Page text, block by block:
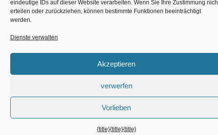
eindeutige IDs auf dieser Website verarbeiten. Wenn Sie Ihre Zustimmung
erteilen oder zurückziehen, können bestimmte Funktionen beeinträchtigt
werden.
Dienste verwalten
Akzeptieren
verwerfen
Vorlieben
{title}{title}{title}